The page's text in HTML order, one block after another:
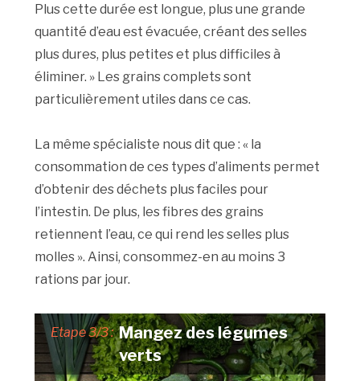
Plus cette durée est longue, plus une grande
quantité d’eau est évacuée, créant des selles
plus dures, plus petites et plus difficiles à
éliminer. » Les grains complets sont
particulièrement utiles dans ce cas.
La même spécialiste nous dit que : « la
consommation de ces types d’aliments permet
d’obtenir des déchets plus faciles pour
l’intestin. De plus, les fibres des grains
retiennent l’eau, ce qui rend les selles plus
molles ». Ainsi, consommez-en au moins 3
rations par jour.
Etape 3/3 : Mangez des légumes
verts